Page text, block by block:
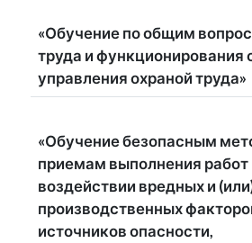
«Обучение по общим
труда и функционирования
управления охраной труда»
«Обучение безопасным
приемам выполнения работ
воздействии вредных и
производственных
источников опасности,